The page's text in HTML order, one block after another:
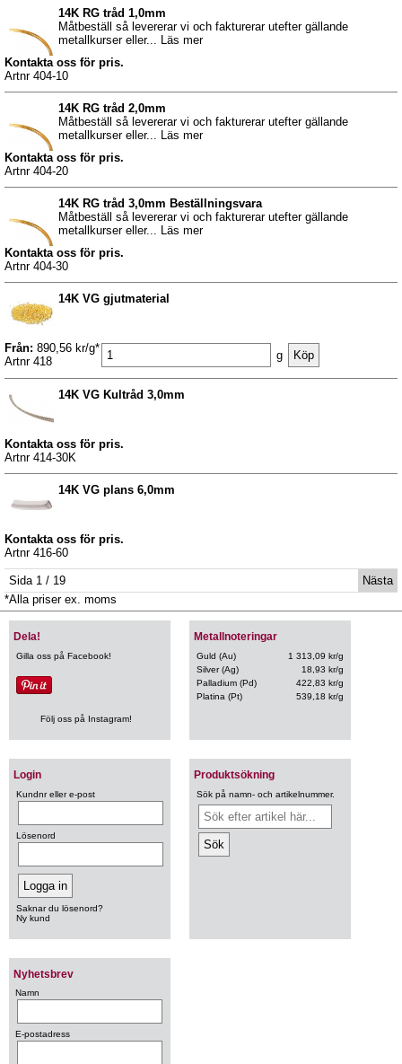
14K RG tråd 1,0mm
Måtbeställ så levererar vi och fakturerar utefter gällande
metallkurser eller... Läs mer
Kontakta oss för pris.
Artnr 404-10
14K RG tråd 2,0mm
Måtbeställ så levererar vi och fakturerar utefter gällande
metallkurser eller... Läs mer
Kontakta oss för pris.
Artnr 404-20
14K RG tråd 3,0mm Beställningsvara
Måtbeställ så levererar vi och fakturerar utefter gällande
metallkurser eller... Läs mer
Kontakta oss för pris.
Artnr 404-30
14K VG gjutmaterial
Från: 890,56 kr/g*
Artnr 418
g
14K VG Kultråd 3,0mm
Kontakta oss för pris.
Artnr 414-30K
14K VG plans 6,0mm
Kontakta oss för pris.
Artnr 416-60
Sida 1 / 19
Nästa
*Alla priser ex. moms
Metallnoteringar
Guld (Au)
1 313,09 kr/g
Silver (Ag)
18,93 kr/g
Palladium (Pd)
422,83 kr/g
Platina (Pt)
539,18 kr/g
Login
Kundnr eller e-post
Lösenord
Saknar du lösenord?
Ny kund
Produktsökning
Sök på namn- och artikelnummer.
Nyhetsbrev
Namn
E-postadress
Dela!
Gilla oss på Facebook!
Följ oss på Instagram!